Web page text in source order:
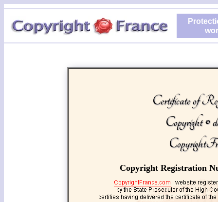
Certificate of
Copyright ©
Copyright Registration